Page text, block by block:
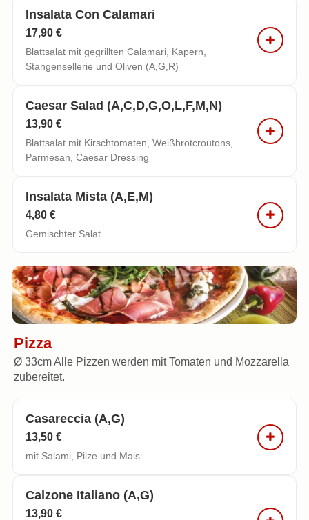
Insalata Con Calamari
17,90 €
Blattsalat mit gegrillten Calamari, Kapern,
Stangensellerie und Oliven (A,G,R)
Caesar Salad (a,c,d,g,o,l,f,m,n)
13,90 €
Blattsalat mit Kirschtomaten, Weißbrotcroutons,
Parmesan, Caesar Dressing
Insalata Mista (a,e,m)
4,80 €
Gemischter Salat
Pizza
Ø 33cm Alle Pizzen werden mit Tomaten und Mozzarella
zubereitet.
Casareccia (a,g)
13,50 €
mit Salami, Pilze und Mais
Calzone Italiano (a,g)
13,90 €